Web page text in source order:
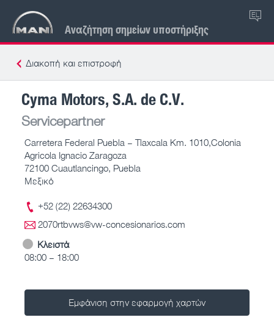
Αναζήτηση σημείων υποστήριξης
EL
Διακοπή και επιστροφή
Cyma Motors, S.A. de C.V.
Servicepartner
Carretera Federal Puebla – Tlaxcala Km. 1010,Colonia
Agricola Ignacio Zaragoza
72100 Cuautlancingo, Puebla
Μεξικό
+52 (22) 22634300
2070rtbvws@vw-concesionarios.com
Κλειστά
08:00 – 18:00
Εμφάνιση στην εφαρμογή χαρτών